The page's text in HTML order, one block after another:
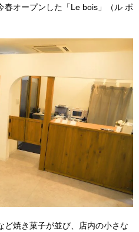
春オープンした「Le bois 」（ル ボ
ど焼き菓子が並び、店内の小さな